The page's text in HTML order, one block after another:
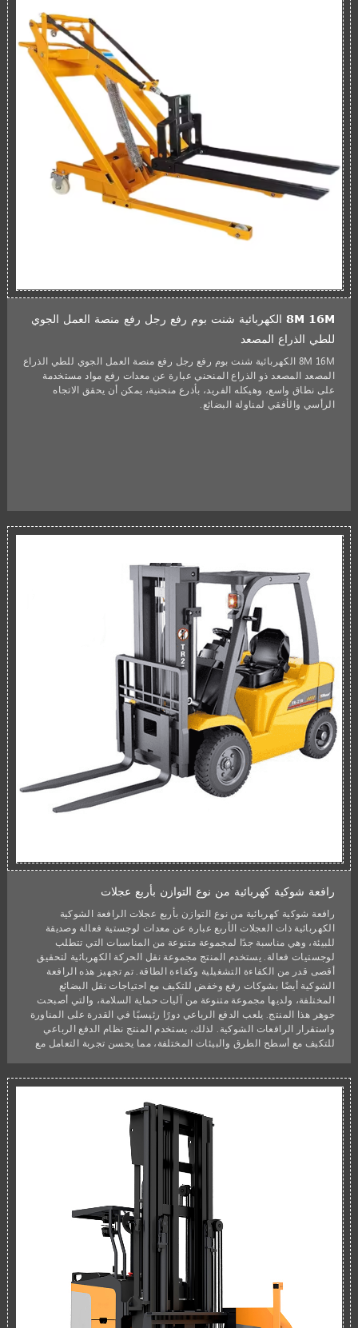
8M 16M الكهربائية شنت بوم رفع رجل رفع منصة العمل الجوي
للطي الذراع المصعد
8M 16M الكهربائية شنت بوم رفع رجل رفع منصة العمل الجوي للطي الذراع
المصعد المصعد ذو الذراع المنحني عبارة عن معدات رفع مواد مستخدمة
على نطاق واسع، وهيكله الفريد، بأذرع منحنية، يمكن أن يحقق الاتجاه
الرأسي والأفقي لمناولة البضائع.
رافعة شوكية كهربائية من نوع التوازن بأربع عجلات
رافعة شوكية كهربائية من نوع التوازن بأربع عجلات الرافعة الشوكية
الكهربائية ذات العجلات الأربع عبارة عن معدات لوجستية فعالة وصديقة
للبيئة، وهي مناسبة جدًا لمجموعة متنوعة من المناسبات التي تتطلب
لوجستيات فعالة. يستخدم المنتج مجموعة نقل الحركة الكهربائية لتحقيق
أقصى قدر من الكفاءة التشغيلية وكفاءة الطاقة. تم تجهيز هذه الرافعة
الشوكية أيضًا بشوكات رفع وخفض للتكيف مع احتياجات نقل البضائع
المختلفة، ولديها مجموعة متنوعة من آليات حماية السلامة، والتي أصبحت
جوهر هذا المنتج. يلعب الدفع الرباعي دورًا رئيسيًا في القدرة على المناورة
واستقرار الرافعات الشوكية. لذلك، يستخدم المنتج نظام الدفع الرباعي
للتكيف مع أسطح الطرق والبيئات المختلفة، مما يحسن تجربة التعامل مع
وبالتالي يوفر بيئة عمل أكثر راحة للسائق.